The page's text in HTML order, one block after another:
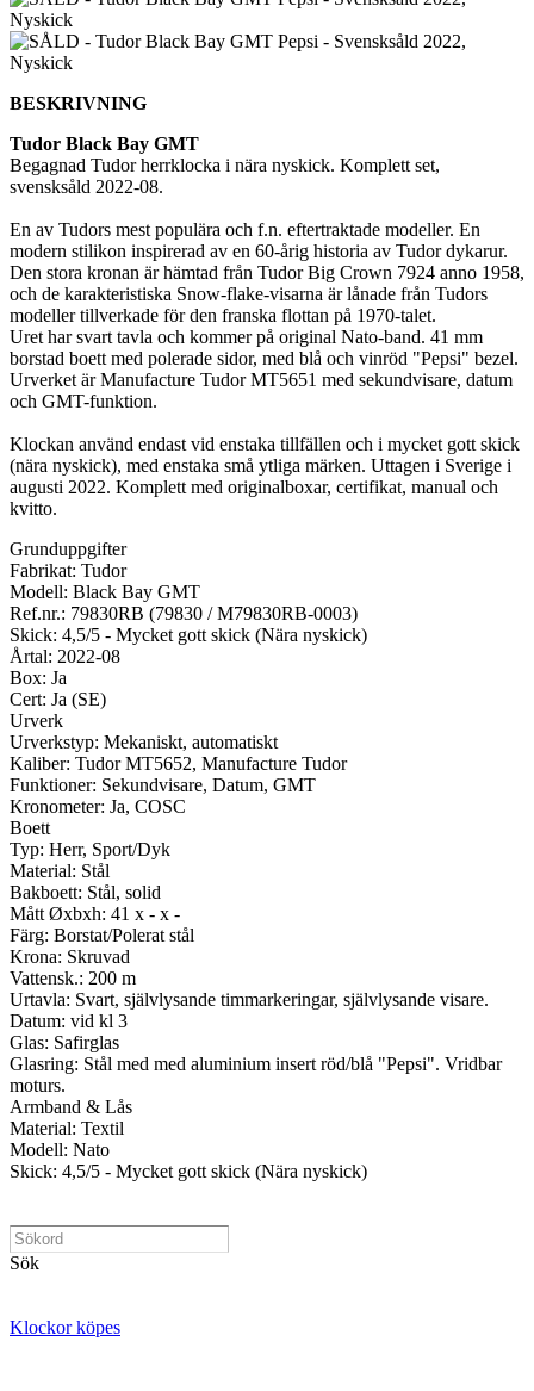
BESKRIVNING
Tudor Black Bay GMT
Begagnad Tudor herrklocka i nära nyskick. Komplett set,
svensksåld 2022-08.
En av Tudors mest populära och f.n. eftertraktade modeller. En
modern stilikon inspirerad av en 60-årig historia av Tudor dykarur.
Den stora kronan är hämtad från Tudor Big Crown 7924 anno 1958,
och de karakteristiska Snow-flake-visarna är lånade från Tudors
modeller tillverkade för den franska flottan på 1970-talet.
Uret har svart tavla och kommer på original Nato-band. 41 mm
borstad boett med polerade sidor, med blå och vinröd "Pepsi" bezel.
Urverket är Manufacture Tudor MT5651 med sekundvisare, datum
och GMT-funktion.
Klockan använd endast vid enstaka tillfällen och i mycket gott skick
(nära nyskick), med enstaka små ytliga märken. Uttagen i Sverige i
augusti 2022. Komplett med originalboxar, certifikat, manual och
kvitto.
Grunduppgifter
Fabrikat: Tudor
Modell: Black Bay GMT
Ref.nr.: 79830RB (79830 / M79830RB-0003)
Skick: 4,5/5 - Mycket gott skick (Nära nyskick)
Årtal: 2022-08
Box: Ja
Cert: Ja (SE)
Urverk
Urverkstyp: Mekaniskt, automatiskt
Kaliber: Tudor MT5652, Manufacture Tudor
Funktioner: Sekundvisare, Datum, GMT
Kronometer: Ja, COSC
Boett
Typ: Herr, Sport/Dyk
Material: Stål
Bakboett: Stål, solid
Mått Øxbxh: 41 x - x -
Färg: Borstat/Polerat stål
Krona: Skruvad
Vattensk.: 200 m
Urtavla: Svart, självlysande timmarkeringar, självlysande visare.
Datum: vid kl 3
Glas: Safirglas
Glasring: Stål med med aluminium insert röd/blå "Pepsi". Vridbar
moturs.
Armband & Lås
Material: Textil
Modell: Nato
Skick: 4,5/5 - Mycket gott skick (Nära nyskick)
Sök
Klockor köpes